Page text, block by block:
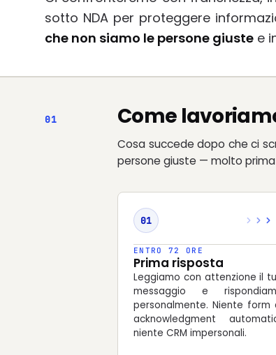
sotto NDA per proteggere
che non siamo le persone giuste e
01 Come
Cosa succede dopo che ci
persone giuste — molto
01
ENTRO 72 ORE
Prima risposta
Leggiamo con attenzione il
messaggio e
personalmente. Niente form
acknowledgment
niente CRM impersonali.